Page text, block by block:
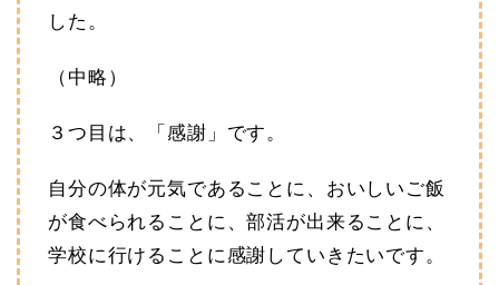
した。
（中略）
３つ目は、「感謝」です。
自分の体が元気であることに、おいしいご飯
が食べられることに、部活が出来ることに、
学校に行けることに感謝していきたいです。